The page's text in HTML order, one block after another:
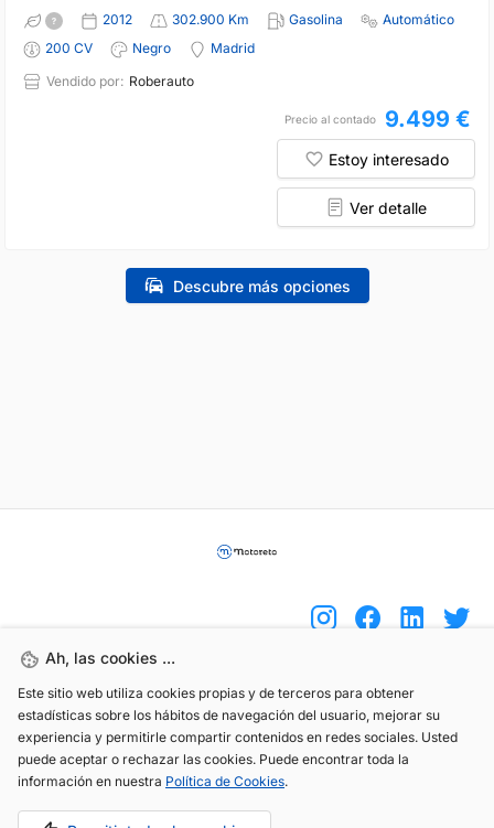
2012 302.900 Km Gasolina
Automático
200 CV
Negro
Madrid
Vendido por: Roberauto
Precio al contado 9.499 €
Estoy interesado
Ver detalle
Descubre más opciones
Ah, las cookies ...
Este sitio web utiliza cookies propias y de terceros para obtener
estadísticas sobre los hábitos de navegación del usuario, mejorar su
experiencia y permitirle compartir contenidos en redes sociales. Usted
puede aceptar o rechazar las cookies. Puede encontrar toda la
información en nuestra Política de Cookies.
(+34) 744 408 070
info@motoreto.com